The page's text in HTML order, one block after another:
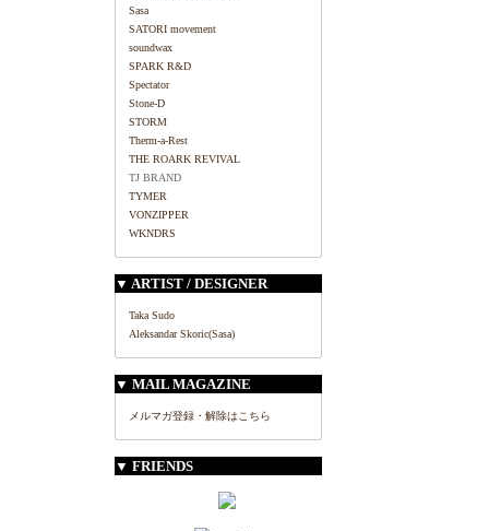
Sasa
SATORI movement
soundwax
SPARK R&D
Spectator
Stone-D
STORM
Therm-a-Rest
THE ROARK REVIVAL
TJ BRAND
TYMER
VONZIPPER
WKNDRS
▼ ARTIST / DESIGNER
Taka Sudo
Aleksandar Skoric(Sasa)
▼ MAIL MAGAZINE
メルマガ登録・解除はこちら
▼ FRIENDS